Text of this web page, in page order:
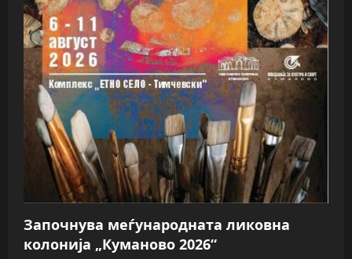
Започнува меѓународната ликовна
колонија „Куманово 2026“